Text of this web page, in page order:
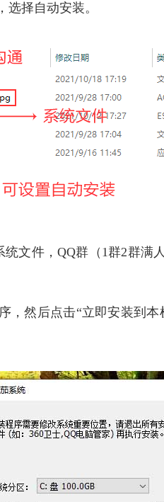
择自动安装。
文件，QQ群（1群2群满
，然后点击“立即安装到